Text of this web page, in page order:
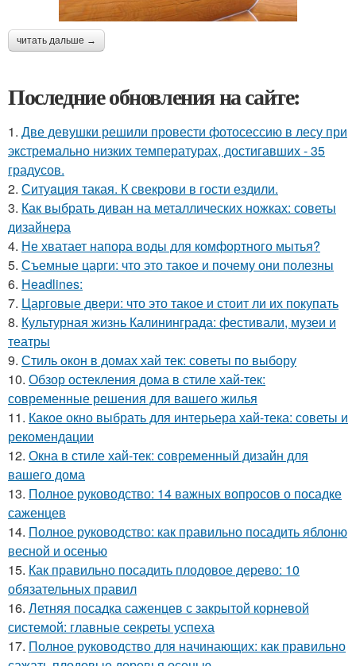
читать дальше →
Последние обновления на сайте:
1. Две девушки решили провести фотосессию в лесу при
экстремально низких температурах, достигавших - 35
градусов.
2. Ситуaция такая. К свекрови в гости ездили.
3. Как выбрать диван на металлических ножках: советы
дизайнера
4. Не хватает напора воды для комфортного мытья?
5. Съемные царги: что это такое и почему они полезны
6. Headlines:
7. Царговые двери: что это такое и стоит ли их покупать
8. Культурная жизнь Калининграда: фестивали, музеи и
театры
9. Стиль окон в домах хай тек: советы по выбору
10. Обзор остекления дома в стиле хай-тек:
современные решения для вашего жилья
11. Какое окно выбрать для интерьера хай-тека: советы и
рекомендации
12. Окна в стиле хай-тек: современный дизайн для
вашего дома
13. Полное руководство: 14 важных вопросов о посадке
саженцев
14. Полное руководство: как правильно посадить яблоню
весной и осенью
15. Как правильно посадить плодовое дерево: 10
обязательных правил
16. Летняя посадка саженцев с закрытой корневой
системой: главные секреты успеха
17. Полное руководство для начинающих: как правильно